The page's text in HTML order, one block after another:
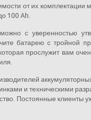
от их
100 Ah.
с уверенностью
батарею с тройной
прослужит вам
и техническими
Постоянные